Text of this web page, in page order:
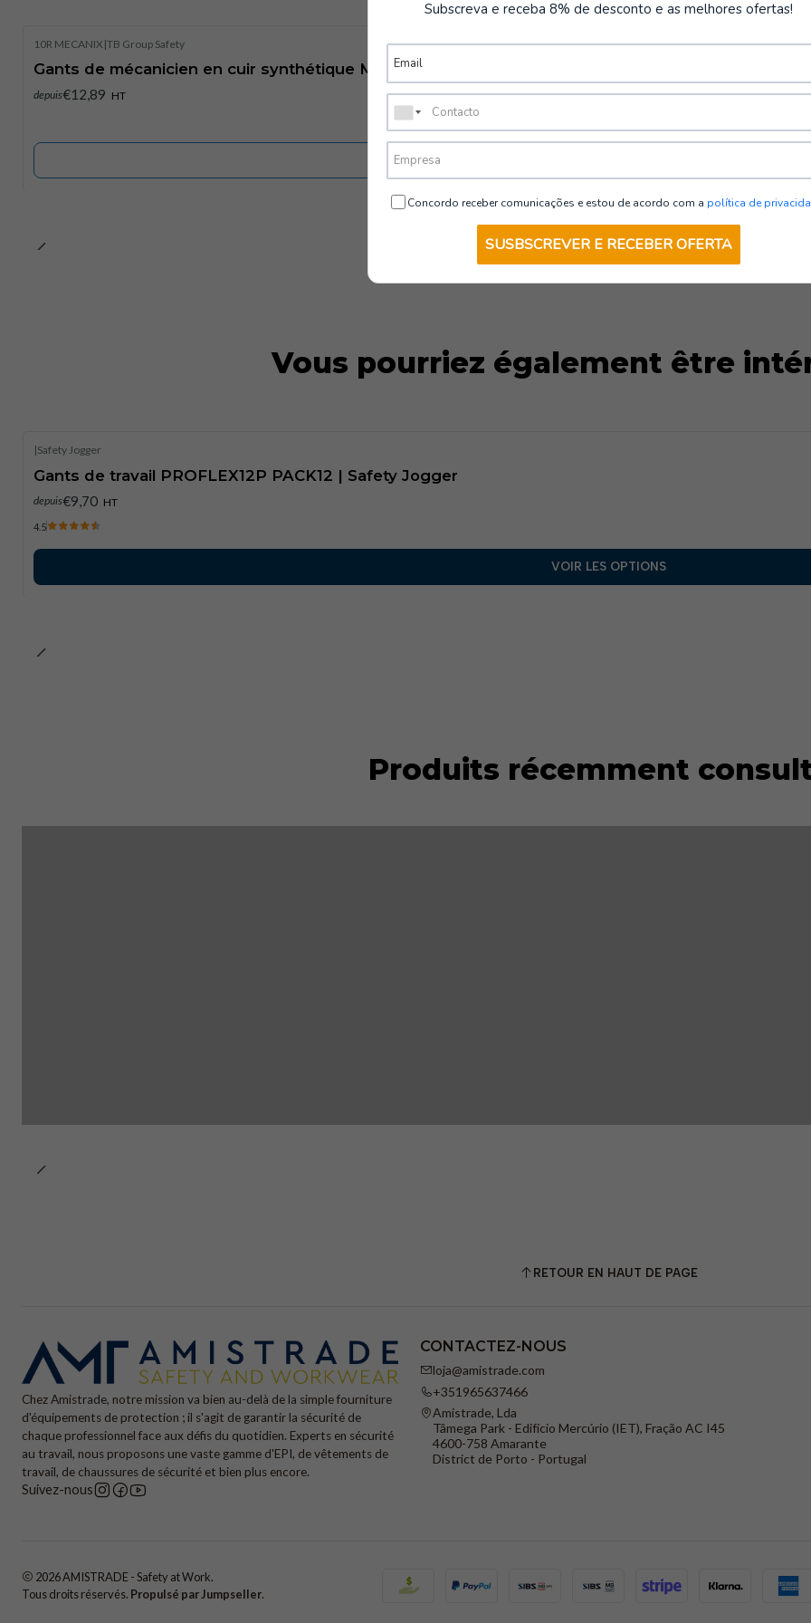
Type de protection
10R MECANIX |TB Group Safety
Gants de mécanicien en cuir synthétique MECANIX 10R | TB Group Safety
depuis€12,89 HT
Vous pourriez également être
|Safety Jogger
Gants de travail PROFLEX12P PACK12 | Safety Jogger​
depuis€9,70 HT
4.5
VOIR LES OPTIONS
Produits récemment
RETOUR EN HAUT DE PAGE
Chez Amistrade, notre mission va bien au-delà de la simple fourniture
d'équipements de protection ; il s'agit de garantir la sécurité de
chaque professionnel face aux défis du quotidien. Experts en sécurité
au travail, nous proposons une vaste gamme d'EPI, de vêtements de
travail, de chaussures de sécurité et bien plus encore.
Suivez-nous
CONTACTEZ-NOUS
loja@amistrade.com
+351965637466
Amistrade, Lda
Tâmega Park - Edifício Mercúrio (IET), Fração AC I45
4600-758 Amarante
District de Porto - Portugal
2026 AMISTRADE - Safety at Work.
Tous droits réservés. Propulsé par Jumpseller.
Subscreva e receba 8% de desconto e as melhores ofertas!
Concordo receber comunicações e estou de acordo com a política de
SUSBSCREVER E RECEBER OFERTA